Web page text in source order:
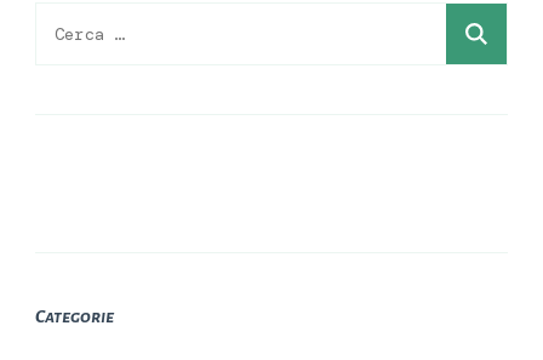
Ricerca
Categorie